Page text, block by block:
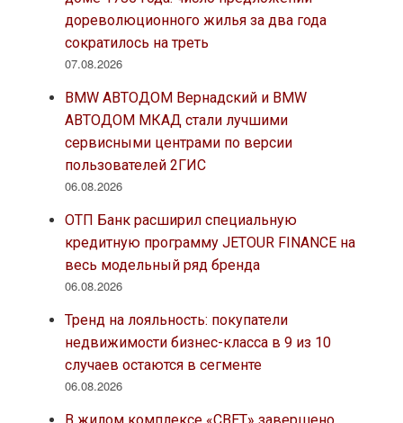
дореволюционного жилья за два года
сократилось на треть
07.08.2026
BMW АВТОДОМ Вернадский и BMW
АВТОДОМ МКАД стали лучшими
сервисными центрами по версии
пользователей 2ГИС
06.08.2026
ОТП Банк расширил специальную
кредитную программу JETOUR FINANCE на
весь модельный ряд бренда
06.08.2026
Тренд на лояльность: покупатели
недвижимости бизнес-класса в 9 из 10
случаев остаются в сегменте
06.08.2026